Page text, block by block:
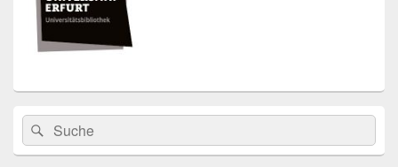
Search
for:
Suche